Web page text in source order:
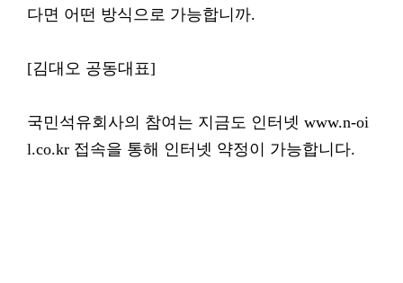
다면 어떤 방식으로 가능합니까.
[김대오 공동대표]
국민석유회사의 참여는 지금도 인터넷 www.n-oi
l.co.kr 접속을 통해 인터넷 약정이 가능합니다.